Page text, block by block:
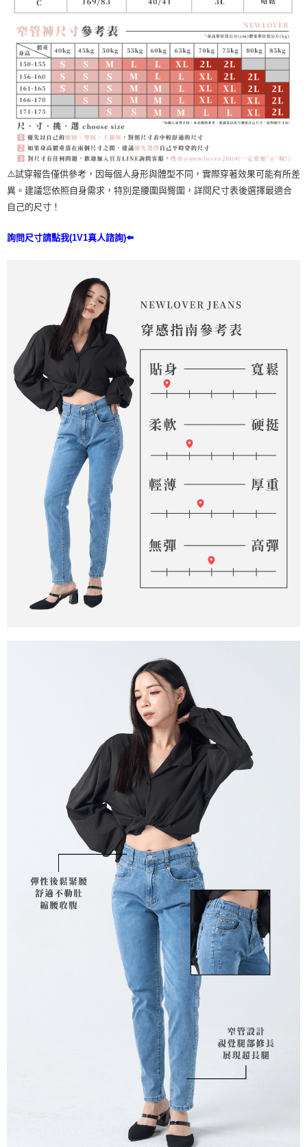
⚠️試穿報告僅供參考，因每個人身形與體型不同，實際穿著效果可能有所差
異。建議您依照自身需求，特別是腰圍與臀圍，詳閱尺寸表後選擇最適合
自己的尺寸！
詢問尺寸請點我(1V1真人諮詢)⬅️